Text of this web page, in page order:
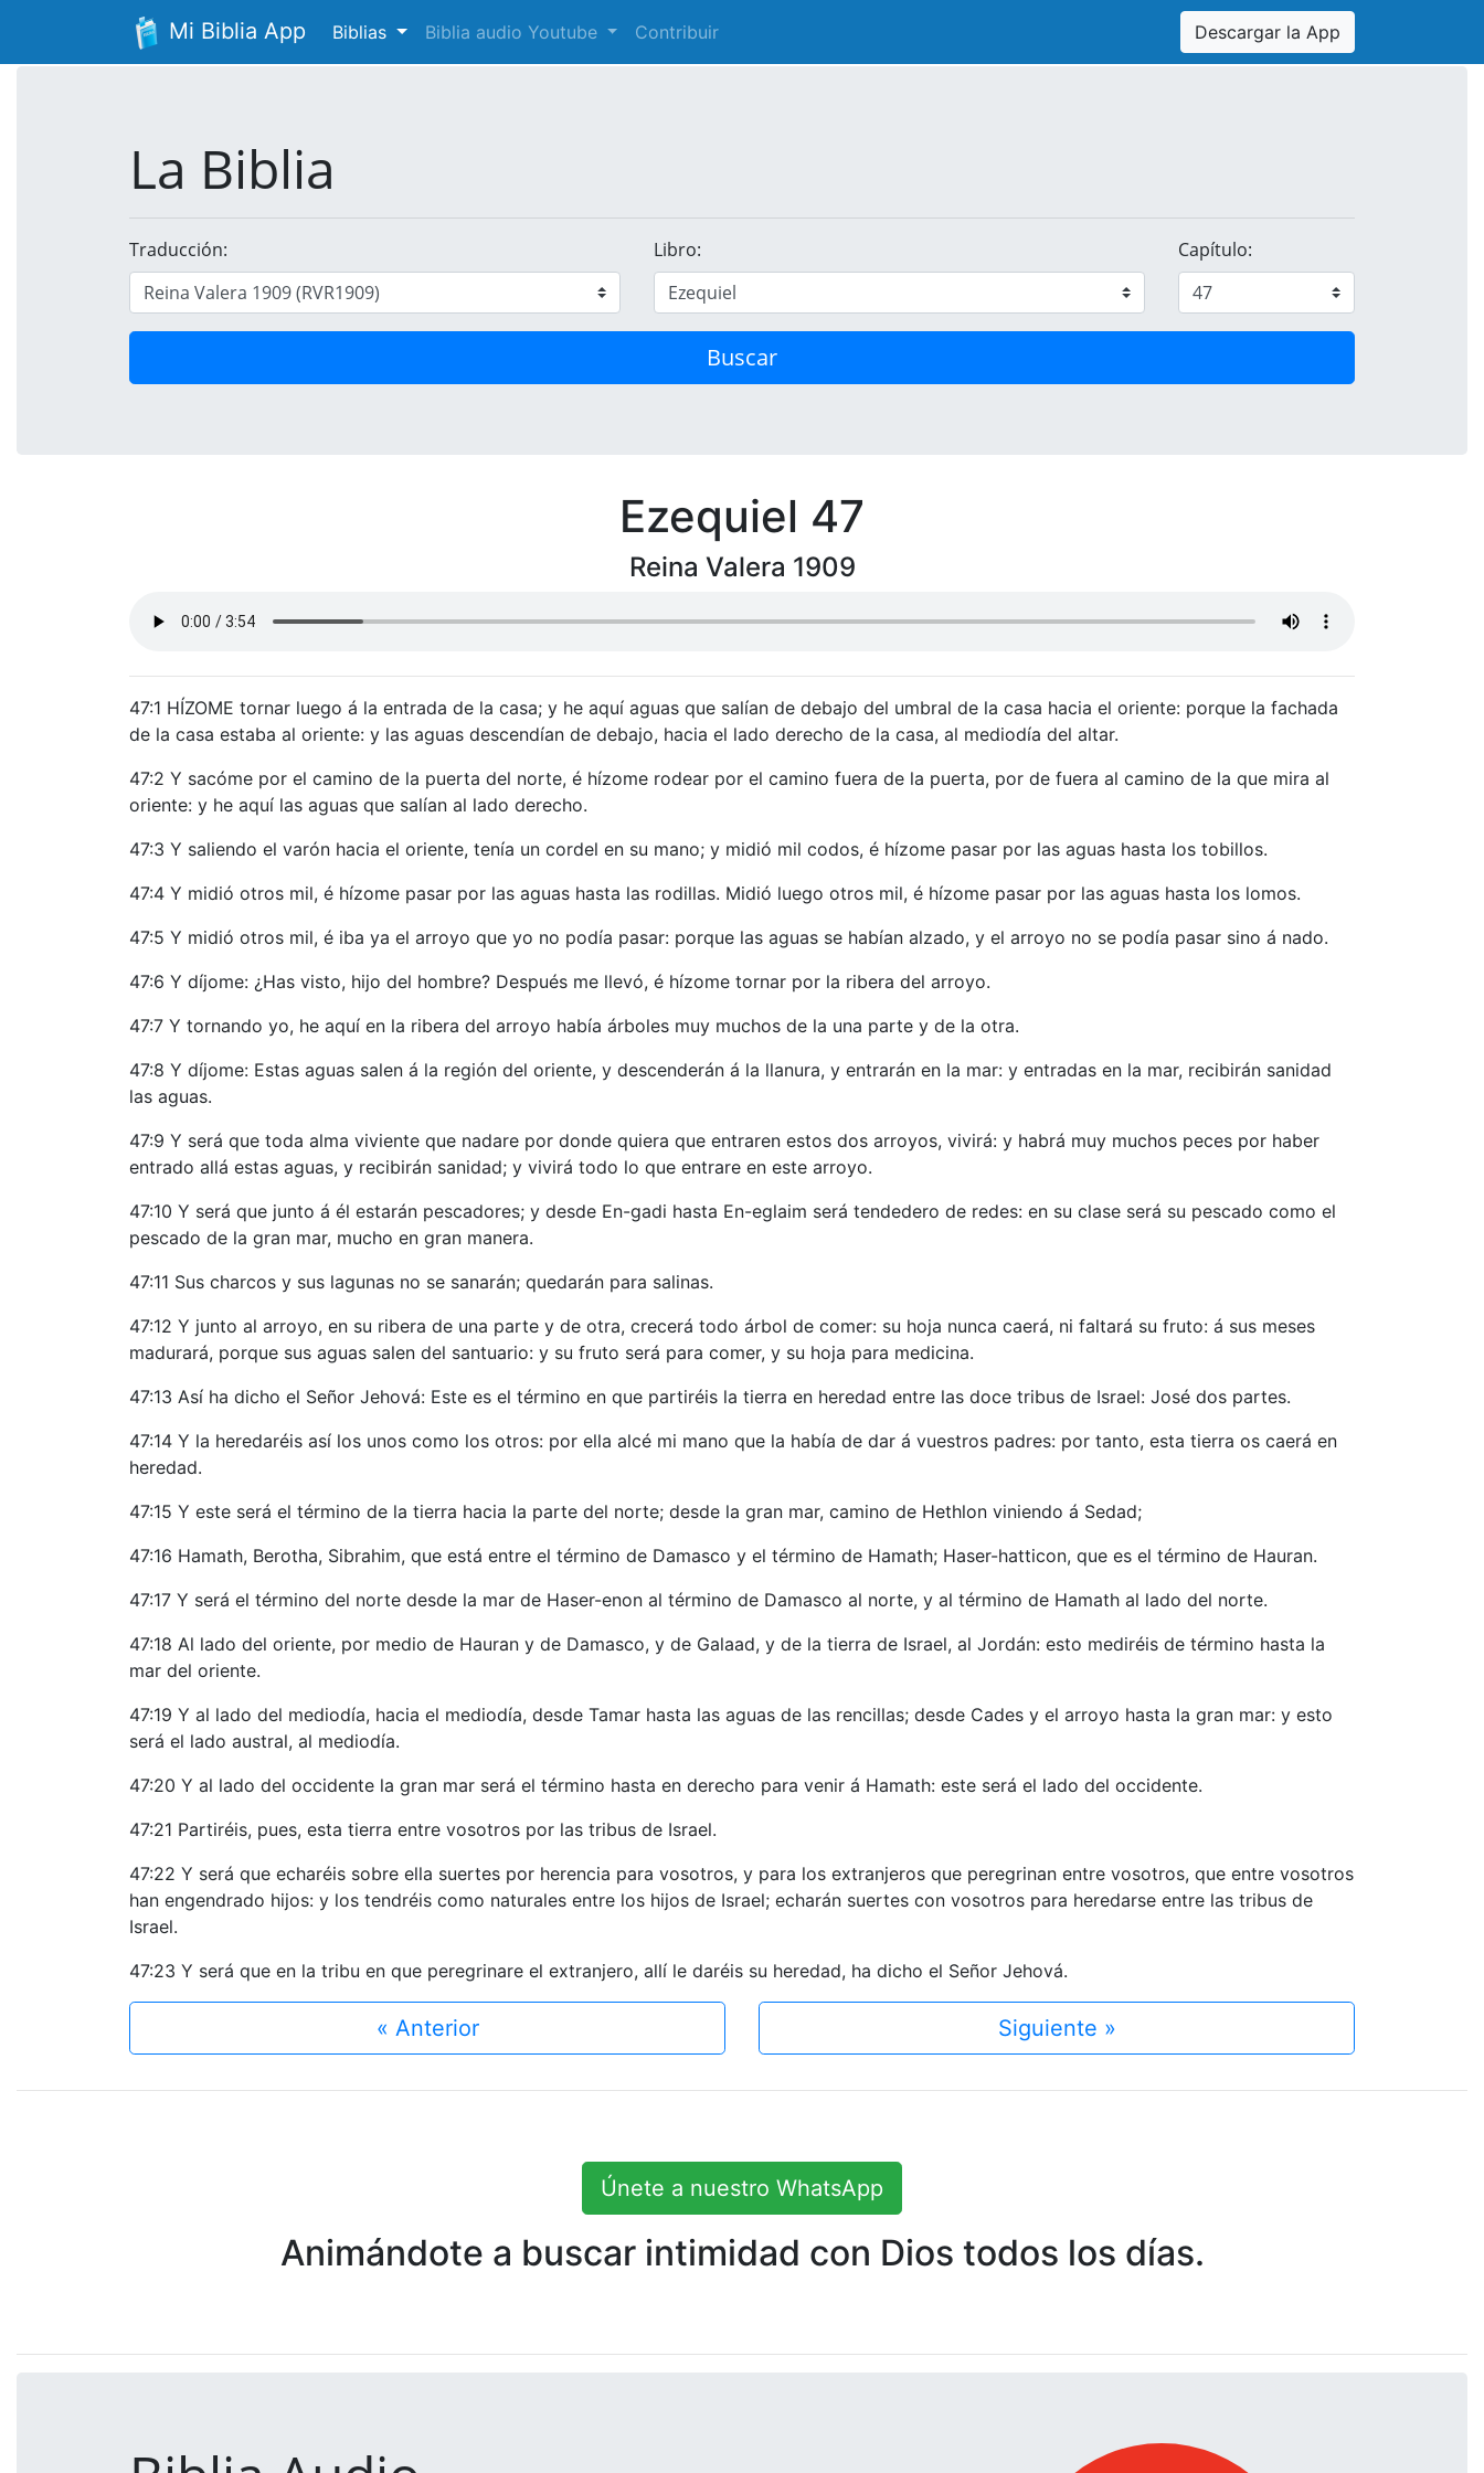
Mi Biblia App Biblias Biblia audio Youtube Contribuir Descargar la App
La Biblia
Traducción: Libro: Capítulo:
Buscar
Ezequiel 47
Reina Valera 1909
47:1 HÍZOME tornar luego á la entrada de la casa; y he aquí aguas que salían de debajo del umbral de la casa hacia el oriente: porque la fachada
de la casa estaba al oriente: y las aguas descendían de debajo, hacia el lado derecho de la casa, al mediodía del altar.
47:2 Y sacóme por el camino de la puerta del norte, é hízome rodear por el camino fuera de la puerta, por de fuera al camino de la que mira al
oriente: y he aquí las aguas que salían al lado derecho.
47:3 Y saliendo el varón hacia el oriente, tenía un cordel en su mano; y midió mil codos, é hízome pasar por las aguas hasta los tobillos.
47:4 Y midió otros mil, é hízome pasar por las aguas hasta las rodillas. Midió luego otros mil, é hízome pasar por las aguas hasta los lomos.
47:5 Y midió otros mil, é iba ya el arroyo que yo no podía pasar: porque las aguas se habían alzado, y el arroyo no se podía pasar sino á nado.
47:6 Y díjome: ¿Has visto, hijo del hombre? Después me llevó, é hízome tornar por la ribera del arroyo.
47:7 Y tornando yo, he aquí en la ribera del arroyo había árboles muy muchos de la una parte y de la otra.
47:8 Y díjome: Estas aguas salen á la región del oriente, y descenderán á la llanura, y entrarán en la mar: y entradas en la mar, recibirán sanidad
las aguas.
47:9 Y será que toda alma viviente que nadare por donde quiera que entraren estos dos arroyos, vivirá: y habrá muy muchos peces por haber
entrado allá estas aguas, y recibirán sanidad; y vivirá todo lo que entrare en este arroyo.
47:10 Y será que junto á él estarán pescadores; y desde En-gadi hasta En-eglaim será tendedero de redes: en su clase será su pescado como el
pescado de la gran mar, mucho en gran manera.
47:11 Sus charcos y sus lagunas no se sanarán; quedarán para salinas.
47:12 Y junto al arroyo, en su ribera de una parte y de otra, crecerá todo árbol de comer: su hoja nunca caerá, ni faltará su fruto: á sus meses
madurará, porque sus aguas salen del santuario: y su fruto será para comer, y su hoja para medicina.
47:13 Así ha dicho el Señor Jehová: Este es el término en que partiréis la tierra en heredad entre las doce tribus de Israel: José dos partes.
47:14 Y la heredaréis así los unos como los otros: por ella alcé mi mano que la había de dar á vuestros padres: por tanto, esta tierra os caerá en
heredad.
47:15 Y este será el término de la tierra hacia la parte del norte; desde la gran mar, camino de Hethlon viniendo á Sedad;
47:16 Hamath, Berotha, Sibrahim, que está entre el término de Damasco y el término de Hamath; Haser-hatticon, que es el término de Hauran.
47:17 Y será el término del norte desde la mar de Haser-enon al término de Damasco al norte, y al término de Hamath al lado del norte.
47:18 Al lado del oriente, por medio de Hauran y de Damasco, y de Galaad, y de la tierra de Israel, al Jordán: esto mediréis de término hasta la
mar del oriente.
47:19 Y al lado del mediodía, hacia el mediodía, desde Tamar hasta las aguas de las rencillas; desde Cades y el arroyo hasta la gran mar: y esto
será el lado austral, al mediodía.
47:20 Y al lado del occidente la gran mar será el término hasta en derecho para venir á Hamath: este será el lado del occidente.
47:21 Partiréis, pues, esta tierra entre vosotros por las tribus de Israel.
47:22 Y será que echaréis sobre ella suertes por herencia para vosotros, y para los extranjeros que peregrinan entre vosotros, que entre vosotros
han engendrado hijos: y los tendréis como naturales entre los hijos de Israel; echarán suertes con vosotros para heredarse entre las tribus de
Israel.
47:23 Y será que en la tribu en que peregrinare el extranjero, allí le daréis su heredad, ha dicho el Señor Jehová.
« Anterior Siguiente »
Únete a nuestro WhatsApp
Animándote a buscar intimidad con Dios todos los días.